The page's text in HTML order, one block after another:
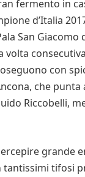
fermento in
d’Italia
San
volta
con
che
Riccobelli,
grande
tantissimi tifosi